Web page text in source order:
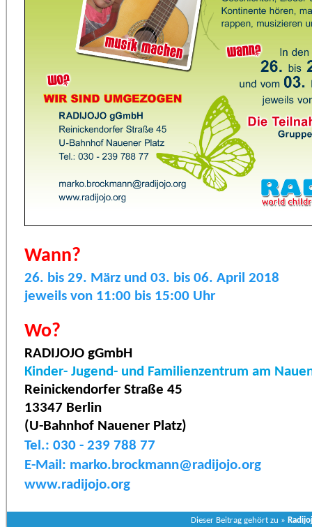
Wann?
26. bis 29. März und 03. bis 06. April 2018
jeweils von 11:00 bis 15:00 Uhr
Wo?
RADIJOJO gGmbH
Kinder- Jugend- und Familienzentrum am
Reinickendorfer Straße 45
13347 Berlin
(U-Bahnhof Nauener Platz)
Tel.: 030 - 239 788 77
E-Mail: marko.brockmann@radijojo.org
www.radijojo.org
Dieser Beitrag gehört zu »